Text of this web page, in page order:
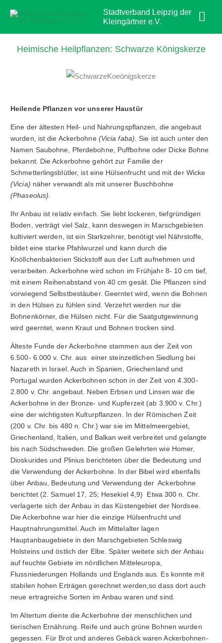
Inhalt
springen
Stadtverband Leipzig der
Kleingärtner e.V.
Heimische Heilpflanzen: Schwarze Königskerze
Heilende Pflanzen vor unserer Haustür
Eine der ältesten Heil- und Nahrungspflanzen, die angebaut
wurden, ist die Ackerbohne (Vicia faba).Sie ist auch unter den
Namen Saubohne, Pferdebohne, Puffbohne oder Dicke Bohne
bekannt. Die Ackerbohne gehört zur Familie der
Schmetterlingsblütler, ist eine Hülsenfrucht und mit der Wicke
(Vicia) näher verwandt als mit unserer Buschbohne
(Phaseolus)
Ihr Anbau ist relativ einfach. Sie liebt lockeren, tiefgründigen
Boden, verträgt viel Salz, kann deswegen in Marschgebieten
kultiviert werden, ist ein Starkzehrer, benötigt viel Nährstoffe,
bildet eine starke Pfahlwurzel und kann durch die
Knöllchenbakterien Stickstoff aus der Luft aufnehmen und
verarbeiten. Ackerbohne wird schon im Frühjahr 8- 10 cm tief,
mit einem Reihenabstand von 40 cm gesät. Die Pflanzen sind
vorwiegend Selbstbestäuber. Geerntet wird, wenn die Bohnen
in den Hülsen zu fühlen sind. Verzehrt werden nur die
Bohnenkörner, die Hülsen nicht. Für die Saatgutgewinnung
wird geerntet, wenn Kraut und Bohnen trocken sind.
Älteste Funde der Ackerbohne stammen aus der Zeit von
6.500- 6.000 v. Chr. aus einer steinzeitlichen Siedlung bei
Nazareth in Israel. Auch in Spanien, Griechenland und
Portugal wurden Ackerbohnen schon in der Zeit von 4.300-
2.800 v. Chr. angebaut. Neben Erbsen und Linsen war die
Ackerbohne in der Bronze- und Kupferzeit (ab 3.900 v. Chr.)
eine der wichtigsten Kulturpflanzen. In der Römischen Zeit
(200 v. Chr. bis 480 n. Chr.) war sie im Mittelmeergebiet,
Griechenland, Italien, und Balkan weit verbreitet und gelangte
bis nach Südschweden. Die großen Gelehrten wie Homer,
Dioskurides und Plinius berichteten über die Bedeutung und
die Verwendung der Ackerbohne. In der Bibel wird ebenfalls
über Anbau, Bedeutung und Verwendung der Ackerbohne
berichtet (2. Samuel 17, 25; Hesekiel 4,9) Etwa 300 n. Chr.
verlagerte sich der Anbau in das Küstengebiet der Nordsee.
Die Ackerbohne war hier die einzige Hülsenfrucht und
Hauptnahrungsmittel. Auch im Mittelalter lagen
Hauptanbaugebiete in den Marschgebieten Schleswig
Holsteins und östlich der Elbe. Später weitete sich der Anbau
auf feuchte Gebiete im nördlichen Mitteleuropa,
Flussniederungen Hollands und Englands aus. Es konnte mit
stabilen hohen Erträgen gerechnet werden,so dass dort auch
neue ertragreiche Sorten im Anbau waren und sind.
Im Altertum diente die Ackerbohne der menschlichen und
tierischen Ernährung. Reife und auch grüne Bohnen wurden
gegessen. Für Brot und anderes Gebäck waren Ackerbohnen-